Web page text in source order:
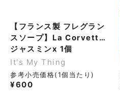
【フランス製 フレグラン
スソープ】La Corvette
サボン・ド・プロヴァン
ス 100g
ジャスミンx 1個
It's My Thing
参考小売価格(1個当たり)
¥600